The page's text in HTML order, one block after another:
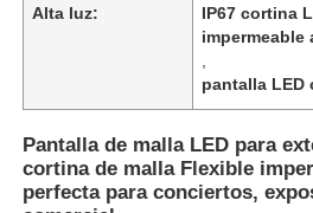
Alta luz:
IP67 cortina
impermeable
pantalla LED
Pantalla de malla LED para
cortina de malla Flexible
perfecta para conciertos,